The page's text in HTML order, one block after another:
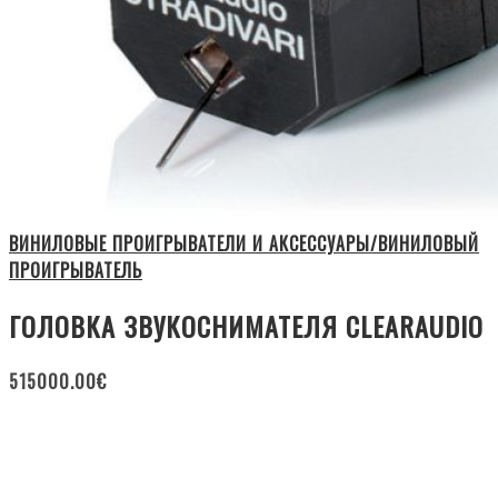
ВИНИЛОВЫЕ ПРОИГРЫВАТЕЛИ И АКСЕССУАРЫ/ВИНИЛОВЫЙ
ПРОИГРЫВАТЕЛЬ
ГОЛОВКА ЗВУКОСНИМАТЕЛЯ CLEARAUDIO
515000.00€